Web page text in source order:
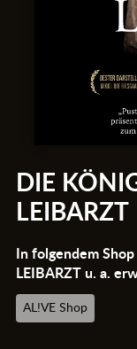
DIE
LEIBARZT
In folgendem
LEIBARZT u. a.
AL!VE Shop